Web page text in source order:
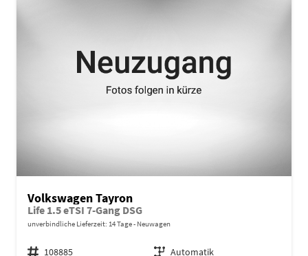
Volkswagen Tayron
Life 1.5 eTSI 7-Gang DSG
unverbindliche Lieferzeit: 14 Tage Neuwagen
Fahrzeugnr. 108885 Getriebe Automatik